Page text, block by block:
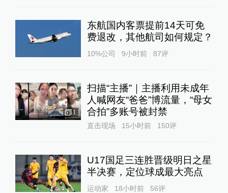
东航国内客票提前14天可免
费退改，其他航司如何规定？
10%公司 9小时前 87评
1
扫描“主播”｜主播利用未成年
人喊网友“爸爸”博流量，“母女
合拍”多账号被封禁
直击现场 15小时前 150评
U17国足三连胜晋级明日之星
半决赛，定位球成最大亮点
运动家 18小时前 56评